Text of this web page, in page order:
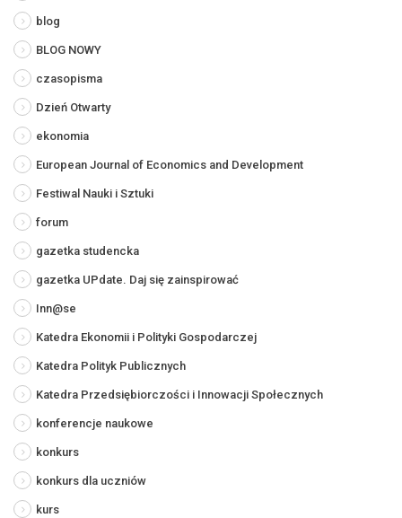
blog
BLOG NOWY
czasopisma
Dzień Otwarty
ekonomia
European Journal of Economics and Development
Festiwal Nauki i Sztuki
forum
gazetka studencka
gazetka UPdate. Daj się zainspirować
Inn@se
Katedra Ekonomii i Polityki Gospodarczej
Katedra Polityk Publicznych
Katedra Przedsiębiorczości i Innowacji Społecznych
konferencje naukowe
konkurs
konkurs dla uczniów
kurs